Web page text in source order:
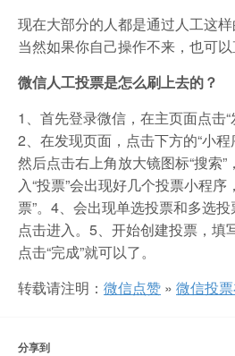
现在大部分的人都是通过人工这
当然如果你自己操作不来，也可
微信人工投票是怎么刷上去的？
1、首先登录微信，在主页面点击“
2、在发现页面，点击下方的“小程
然后点击右上角放大镜图标“搜索
入“投票”会出现好几个投票小程序
票”。4、会出现单选投票和多选
点击进入。5、开始创建投票，填
点击“完成”就可以了。
转载请注明： 微信点赞 » 微信投
分享到